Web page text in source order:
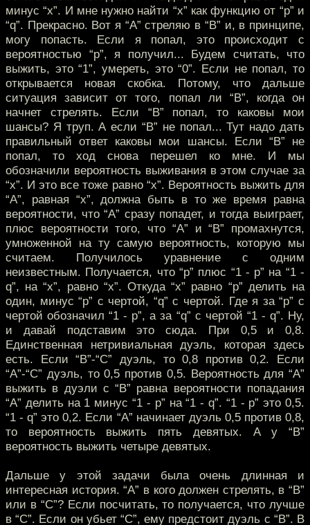
минус “х”. И мне нужно найти “х” как функцию от “p” и
“q”. Прекрасно. Вот я “А” стреляю в “В” и, в принципе,
могу попасть. Если я попал, это происходит с
вероятностью “p”, я получил... Будем считать, что
выжить, это “1”, умереть, это “0”. Если не попал, то
открывается новая скобка. Потому, что дальше
ситуация зависит от того, попал ли “В”, когда он
начнет стрелять. Если “В” попал, то каковы мои
шансы? Я труп. А если “В” не попал... Тут надо дать
правильный ответ каковы мои шансы. Если “В” не
попал, то ход снова перешел ко мне. И мы
обозначили вероятность выживания в этом случае за
“х”. И это все тоже равно “х”. Вероятность выжить для
“А”, равная “х”, должна быть в то же время равна
вероятности, что “А” сразу попадет, и тогда выиграет,
плюс вероятности того, что “А” и “В” промахнутся,
умноженной на ту самую вероятность, которую мы
считаем. Получилось уравнение с одним
неизвестным. Получается, что “p” плюс “1 - p” на “1 -
q”, на “х”, равно “х”. Откуда “х” равно “p” делить на
один, минус “p” с чертой, “q” с чертой. Где я за “p” с
чертой обозначил “1 - p”, а за “q” с чертой “1 - q”. Ну,
и давай подставим это сюда. При 0,5 и 0,8.
Единственная нетривиальная дуэль, которая здесь
есть. Если “В”-“С” дуэль, то 0,8 против 0,2. Если
“А”-“С” дуэль, то 0,5 против 0,5. Вероятность для “А”
выжить в дуэли с “В” равна вероятности попадания
“А” делить на 1 минус “1 - p” на “1 - q”. “1 - p” это 0,5.
“1 - q” это 0,2. Если “А” начинает дуэль 0,5 против 0,8,
то вероятность выжить пять девятых. А у “В”
вероятность выжить четыре девятых.
Дальше у этой задачи была очень длинная и
интересная история. “А” в кого должен стрелять, в “В”
или в “С”? Если посчитать, то получается, что лучше
в “С”. Если он убьет “С”, ему предстоит дуэль с “В”. В